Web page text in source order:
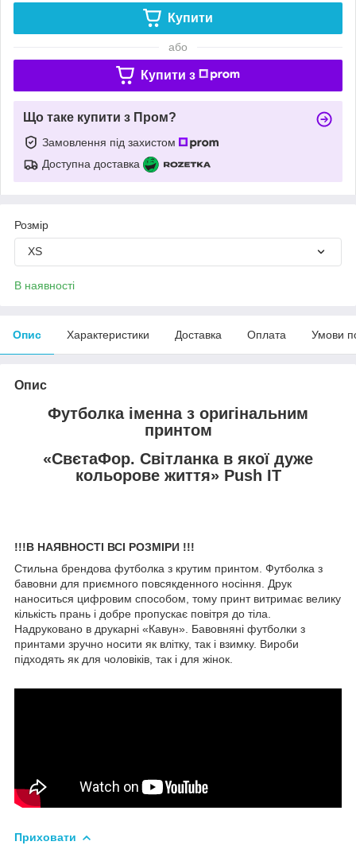
Купити
або
Купити з
Що таке купити з Пром?
Замовлення під захистом
Доступна доставка
Розмір
XS
В наявності
Опис Характеристики Доставка Оплата Умови
Опис
Футболка іменна з оригінальним
принтом
«СвєтаФор. Світланка в якої дуже
кольорове життя» Push IT
!!!В НАЯВНОСТІ ВСІ РОЗМІРИ !!!
Стильна брендова футболка з крутим принтом. Футболка з
бавовни для приємного повсякденного носіння. Друк
наноситься цифровим способом, тому принт витримає велику
кількість прань і добре пропускає повітря до тіла.
Надруковано в друкарні «Кавун». Бавовняні футболки з
принтами зручно носити як влітку, так і взимку. Вироби
підходять як для чоловіків, так і для жінок.
Приховати